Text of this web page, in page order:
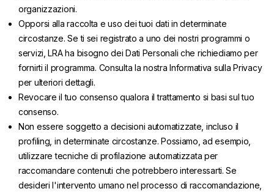
organizzazioni.
Opporsi alla raccolta e uso dei tuoi dati in determinate
circostanze. Se ti sei registrato a uno dei nostri programmi o
servizi, LRA ha bisogno dei Dati Personali che richiediamo per
fornirti il programma. Consulta la nostra Informativa sulla Privacy
per ulteriori dettagli.
Revocare il tuo consenso qualora il trattamento si basi sul tuo
consenso.
Non essere soggetto a decisioni automatizzate, incluso il
profiling, in determinate circostanze. Possiamo, ad esempio,
utilizzare tecniche di profilazione automatizzata per
raccomandare contenuti che potrebbero interessarti. Se
desideri l'intervento umano nel processo di raccomandazione,